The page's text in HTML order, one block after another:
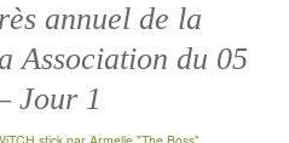
annuel de la
Association du 05
Jour 1